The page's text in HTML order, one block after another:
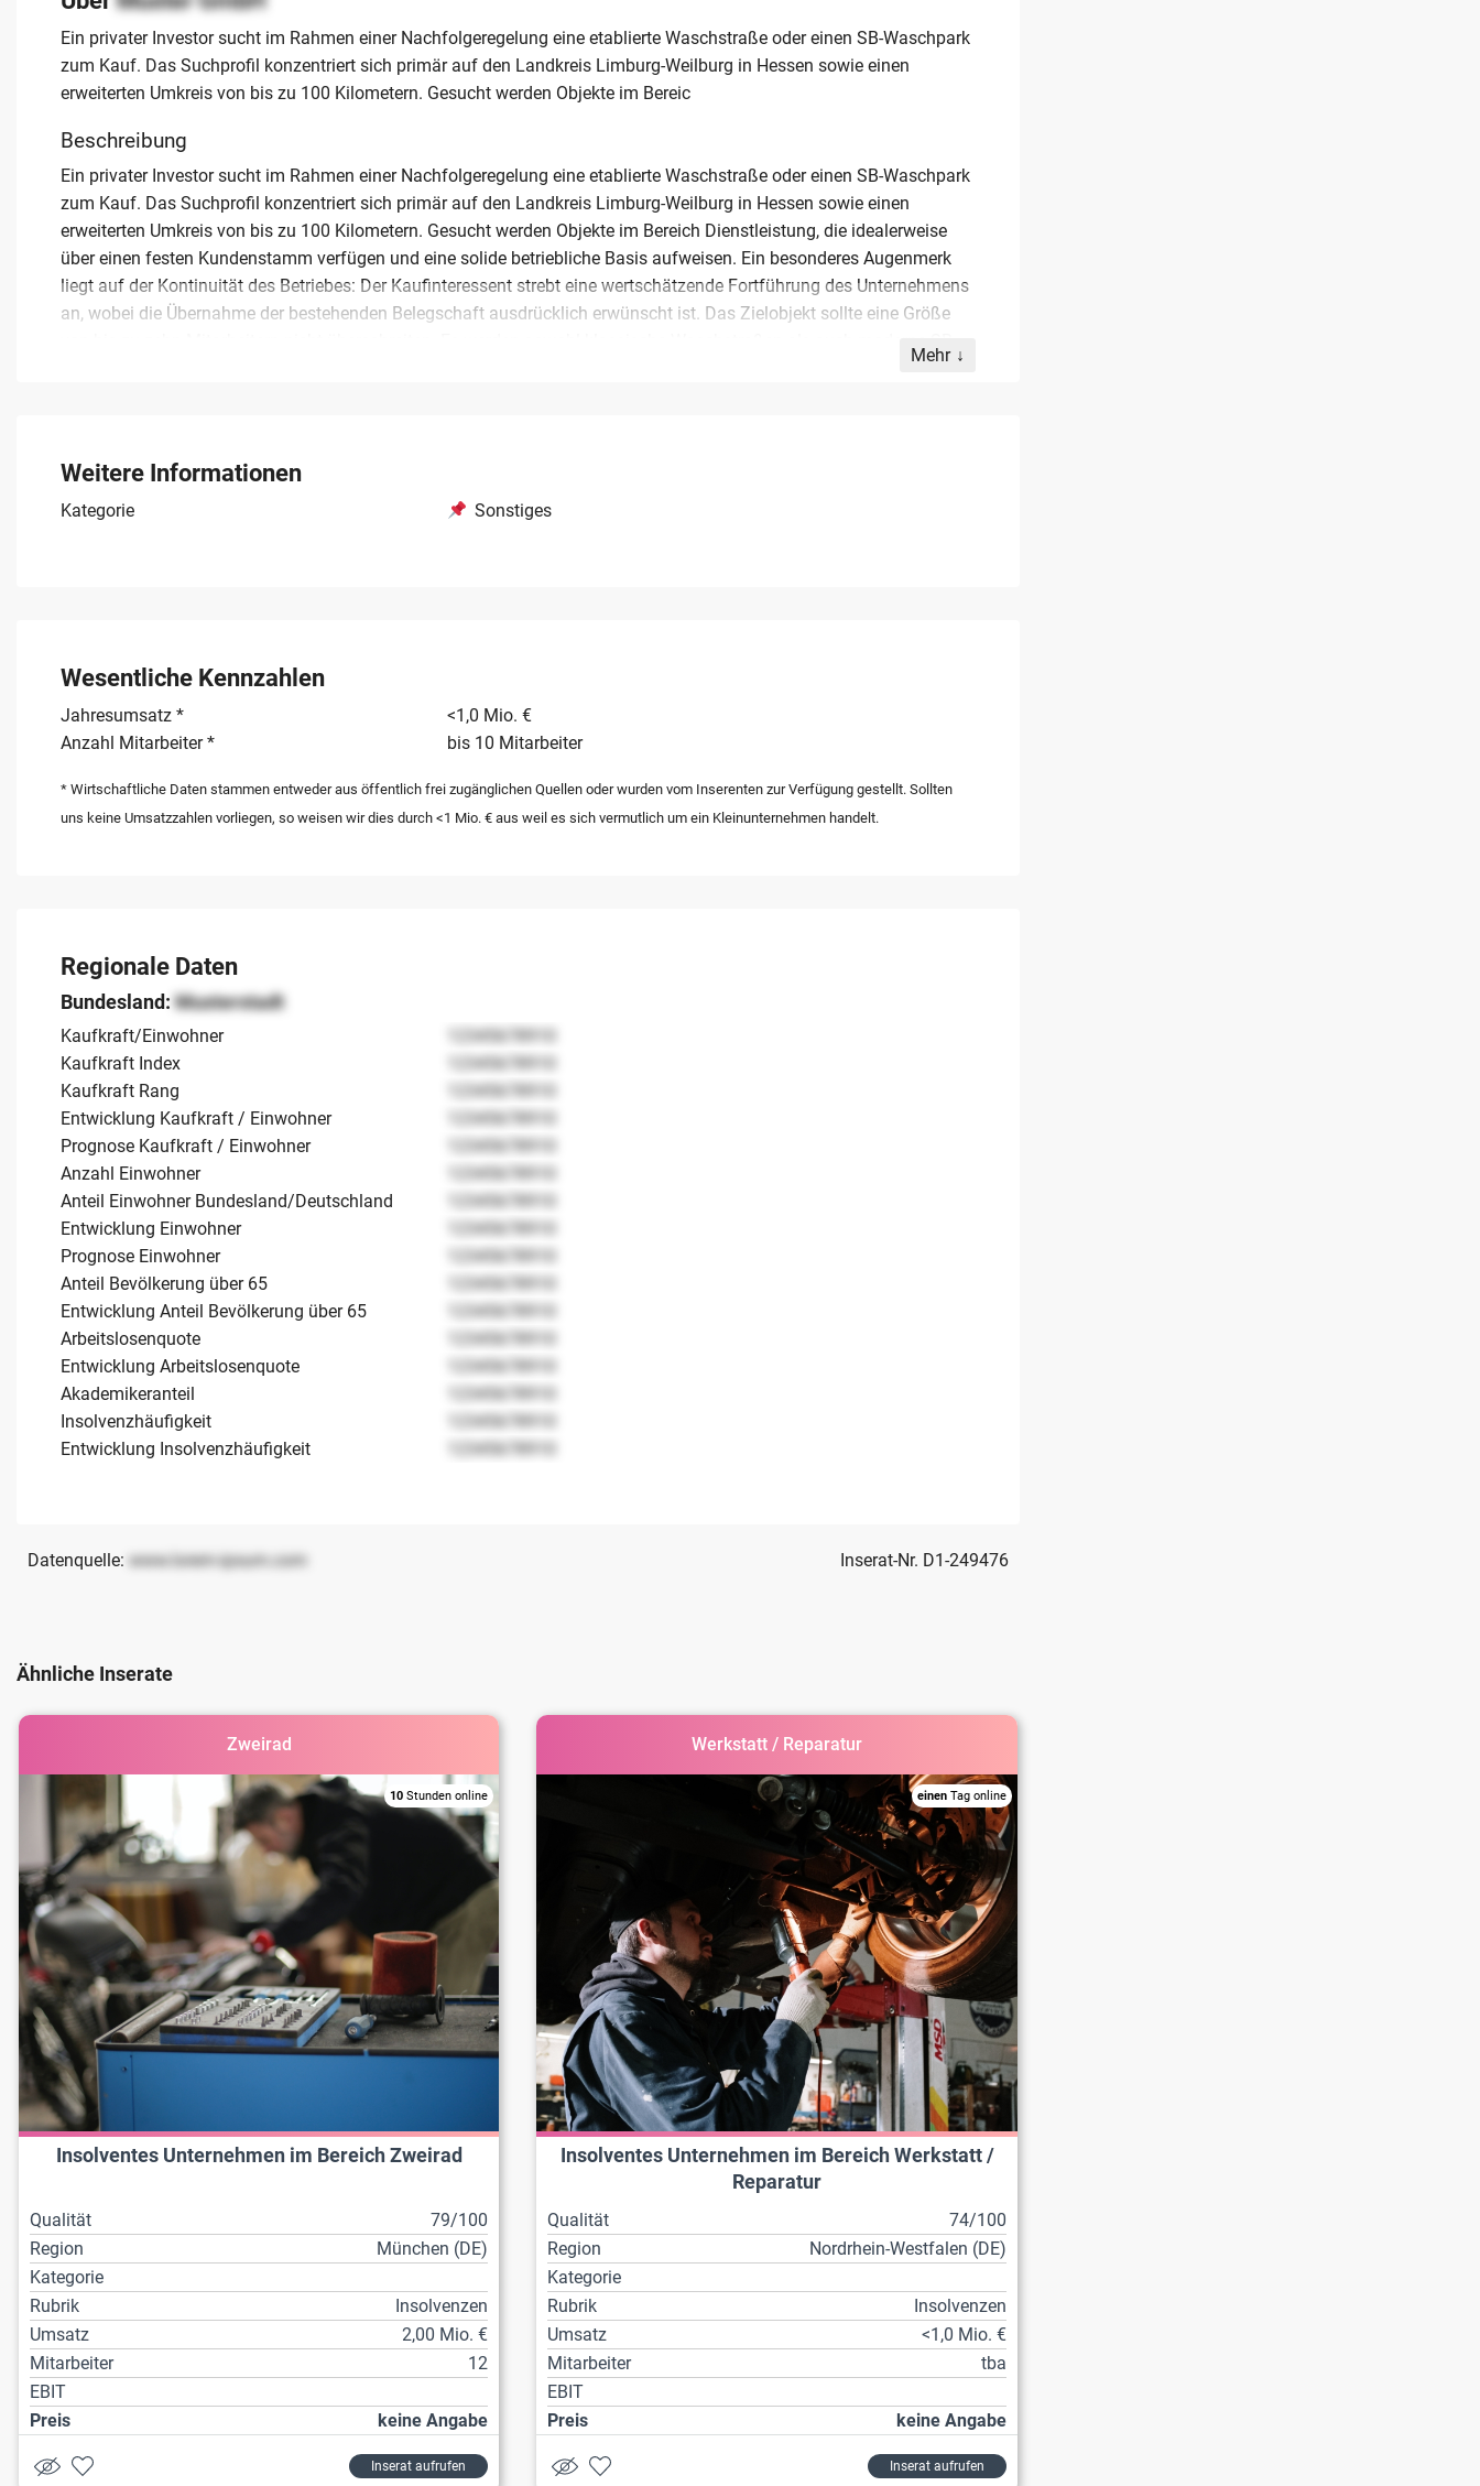
Ein privater Investor sucht im Rahmen einer Nachfolgeregelung eine etablierte Waschstraße oder einen SB-Waschpark
zum Kauf. Das Suchprofil konzentriert sich primär auf den Landkreis Limburg-Weilburg in Hessen sowie einen
erweiterten Umkreis von bis zu 100 Kilometern. Gesucht werden Objekte im Bereic
Beschreibung
Ein privater Investor sucht im Rahmen einer Nachfolgeregelung eine etablierte Waschstraße oder einen SB-Waschpark
zum Kauf. Das Suchprofil konzentriert sich primär auf den Landkreis Limburg-Weilburg in Hessen sowie einen
erweiterten Umkreis von bis zu 100 Kilometern. Gesucht werden Objekte im Bereich Dienstleistung, die idealerweise
über einen festen Kundenstamm verfügen und eine solide betriebliche Basis aufweisen. Ein besonderes Augenmerk
liegt auf der Kontinuität des Betriebes: Der Kaufinteressent strebt eine wertschätzende Fortführung des Unternehmens
an, wobei die Übernahme der bestehenden Belegschaft ausdrücklich erwünscht ist. Das Zielobjekt sollte eine Größe
Mehr
Weitere Informationen
Kategorie Sonstiges
Wesentliche Kennzahlen
Jahresumsatz *
<1,0 Mio. €
Anzahl Mitarbeiter *
bis 10 Mitarbeiter
* Wirtschaftliche Daten stammen entweder aus öffentlich frei zugänglichen Quellen oder wurden vom Inserenten zur Verfügung gestellt. Sollten
uns keine Umsatzzahlen vorliegen, so weisen wir dies durch <1 Mio. € aus weil es sich vermutlich um ein Kleinunternehmen handelt.
Regionale Daten
Bundesland:Musterstadt
Kaufkraft/Einwohner
12345678910
Kaufkraft Index
12345678910
Kaufkraft Rang
12345678910
Entwicklung Kaufkraft / Einwohner
12345678910
Prognose Kaufkraft / Einwohner
12345678910
Anzahl Einwohner
12345678910
Anteil Einwohner Bundesland/Deutschland
12345678910
Entwicklung Einwohner
12345678910
Prognose Einwohner
12345678910
Anteil Bevölkerung über 65
12345678910
Entwicklung Anteil Bevölkerung über 65
12345678910
Arbeitslosenquote
12345678910
Entwicklung Arbeitslosenquote
12345678910
Akademikeranteil
12345678910
Insolvenzhäufigkeit
12345678910
Entwicklung Insolvenzhäufigkeit
12345678910
Datenquelle: www.lorem-ipsum.com Inserat-Nr. D1-249476
Ähnliche Inserate
Zweirad
10 Stunden online
Insolventes Unternehmen im Bereich Zweirad
Qualität
79/100
Region
München (DE)
Kategorie
Rubrik
Insolvenzen
Umsatz
2,00 Mio. €
Mitarbeiter
12
EBIT
Preis
keine Angabe
Inserat aufrufen
Werkstatt / Reparatur
einenTag online
Insolventes Unternehmen im Bereich Werkstatt /
Reparatur
Qualität
74/100
Region
Nordrhein-Westfalen (DE)
Kategorie
Rubrik
Insolvenzen
Umsatz
<1,0 Mio. €
Mitarbeiter
tba
EBIT
Preis
keine Angabe
Inserat aufrufen